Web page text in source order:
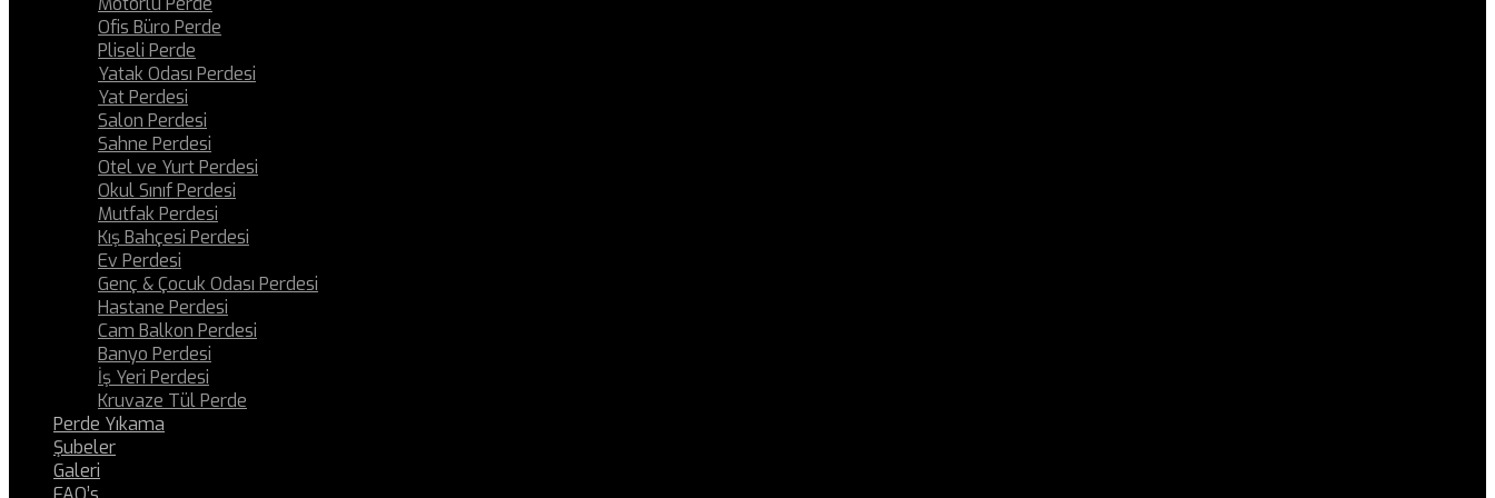
Ofis Büro Perde
Pliseli Perde
Yatak Odası Perdesi
Yat Perdesi
Salon Perdesi
Sahne Perdesi
Otel ve Yurt Perdesi
Okul Sınıf Perdesi
Mutfak Perdesi
Kış Bahçesi Perdesi
Ev Perdesi
Genç & Çocuk Odası Perdesi
Hastane Perdesi
Cam Balkon Perdesi
Banyo Perdesi
İş Yeri Perdesi
Kruvaze Tül Perde
Perde Yıkama
Şubeler
Galeri